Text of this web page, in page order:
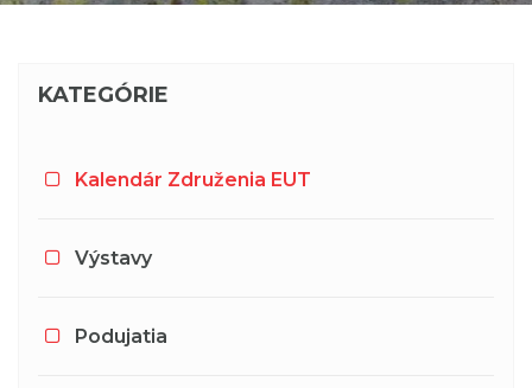
KATEGÓRIE
Kalendár Združenia EUT
Výstavy
Podujatia